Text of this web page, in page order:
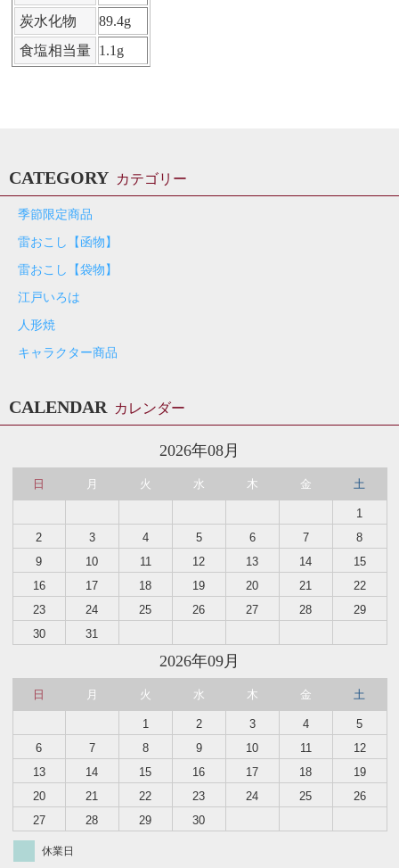
炭水化物
89.4g
食塩相当量 1.1g
CATEGORY カテゴリー
季節限定商品
雷おこし【函物】
雷おこし【袋物】
江戸いろは
人形焼
キャラクター商品
CALENDAR カレンダー
2026年08月
日 月 火 水 木 金 土
1
2
3 4 5 6 7
8
9
10 11 12 13 14
15
16
17 18 19 20 21
22
23
24 25 26 27 28
29
30
31
2026年09月
日 月 火 水 木 金 土
1 2 3 4
5
6
7 8 9 10 11
12
13
14 15 16 17 18
19
20
21 22 23 24 25
26
27
28 29 30
休業日